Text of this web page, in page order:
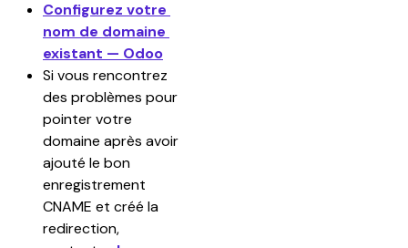
Configurez votre
nom de domaine
existant — Odoo
Si vous rencontrez
des problèmes pour
pointer votre
domaine après avoir
ajouté le bon
enregistrement
CNAME et créé la
redirection,